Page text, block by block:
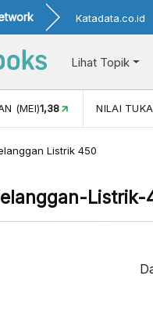
Katadata.co.id
Lihat Topik
1,38 NILAI TUKAR
Listrik 450
Listrik-